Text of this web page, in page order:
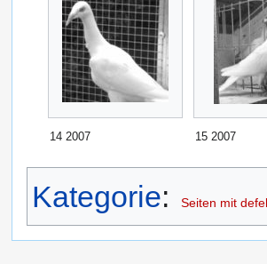
14 2007 15 2007
Kategorie: Seiten mit